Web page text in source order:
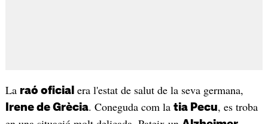
La raó oficial era l'estat de salut de la seva germana,
Irene de Grècia. Coneguda com la tia Pecu, es troba